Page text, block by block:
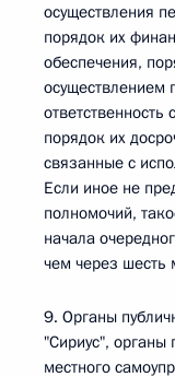
осуществления
порядок их
обеспечения,
осуществлением
порядок их
связанные с
Если иное не
полномочий,
начала
чем через шесть
9. Органы
"Сириус", органы
местного